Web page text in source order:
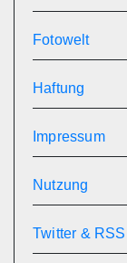
Fotowelt
Haftung
Impressum
Nutzung
Twitter & RSS